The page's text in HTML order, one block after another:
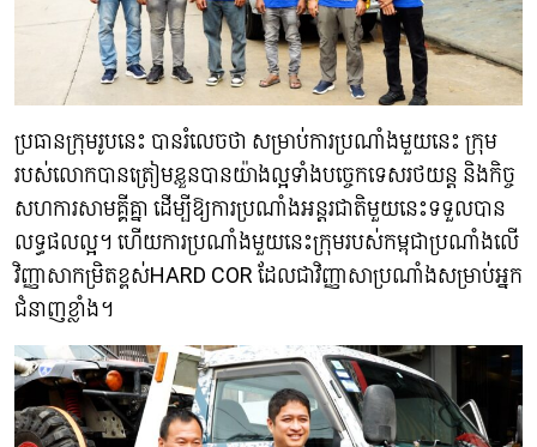
ប្រធានក្រុមរូបនេះ បានរំលេចថា សម្រាប់ការប្រណាំងមួយនេះ ក្រុម
របស់លោកបានត្រៀមខ្លួនបានយ៉ាងល្អទាំងបច្ចេកទេសរថយន្ត និងកិច្ច
សហការសាមគ្គីគ្នា ដើម្បីឱ្យការប្រណាំងអន្តរជាតិមួយនេះទទួលបាន
លទ្ធផលល្អ។ ហើយការប្រណាំងមួយនេះក្រុមរបស់កម្ពុជាប្រណាំងលើ
វិញ្ញាសាកម្រិតខ្ពស់HARD COR ដែលជាវិញ្ញាសាប្រណាំងសម្រាប់អ្នក
ជំនាញខ្លាំង។